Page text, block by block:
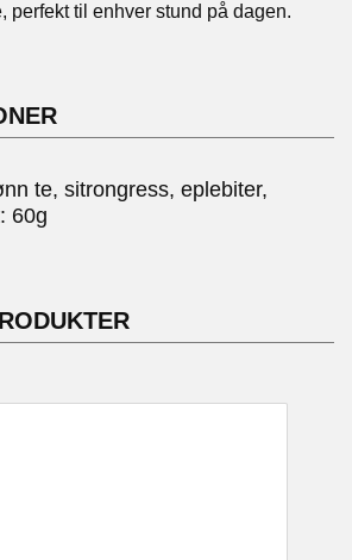
perfekt til enhver stund på dagen.
te, sitrongress, eplebiter,
60g